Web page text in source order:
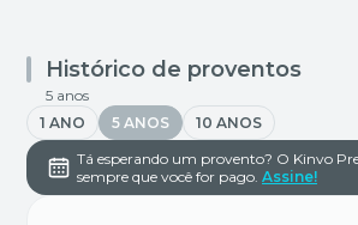
Histórico de proventos
5 anos
1 ANO
5 ANOS
10 ANOS
Tá esperando um provento? O Kinvo
sempre que você for pago. Assine!